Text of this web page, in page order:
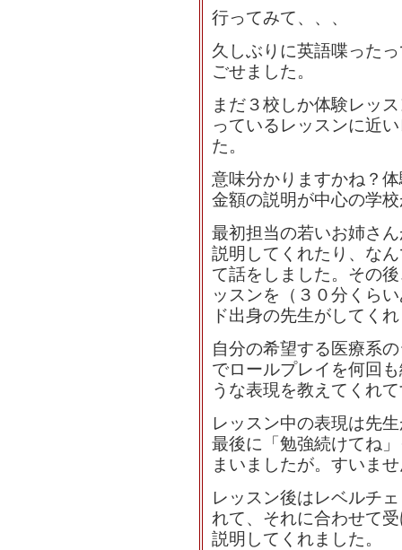
行ってみて、、、
久しぶりに英語喋った
ごせました。
まだ３校しか体験レッ
っているレッスンに近
た。
意味分かりますかね？
金額の説明が中心の学
最初担当の若いお姉さ
説明してくれたり、な
て話をしました。その
ッスンを（３０分くら
ド出身の先生がしてく
自分の希望する医療系
でロールプレイを何回
うな表現を教えてくれ
レッスン中の表現は先
最後に「勉強続けてね
まいましたが。すいま
レッスン後はレベルチ
れて、それに合わせて
説明してくれました。